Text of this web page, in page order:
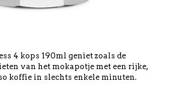
4 kops 190ml geniet zoals de
van het mokapotje met een rijke,
koffie in slechts enkele minuten.